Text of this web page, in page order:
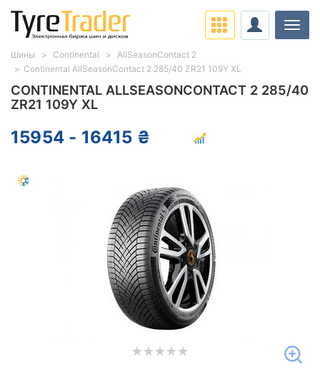
CONTINENTAL ALLSEASONCONTACT 2 285/40
ZR21 109Y XL
15954 - 16415 ₴
Шины Continental
AllSeasonContact 2
Continental AllSeasonContact 2 285/40 ZR21 109Y XL